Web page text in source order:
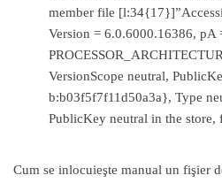
member file
Version = 6.0.6000.16386, pA
VersionScope neutral,
b:b03f5f7f11d50a3a}, Type
PublicKey neutral in the store,
Cum se inlocuieşte manual un fişier